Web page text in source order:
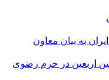
به بیان معاون
اربعین در حرم رضوی